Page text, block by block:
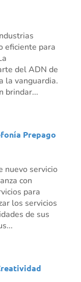
eficiente para
del ADN de
la vanguardia.
brindar...
Prepago
nuevo servicio
con
para
los servicios
de sus